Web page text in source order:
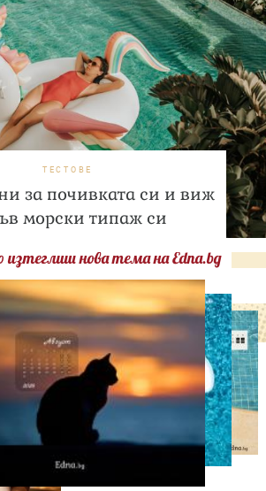
ТЕСТОВЕ
за почивката си и виж
морски типаж си
изтеглиш нова тема на Edna.bg
ЛЮБОПИТНО
Тайната на добрата
вечеря не се крие в
сложната рецепта